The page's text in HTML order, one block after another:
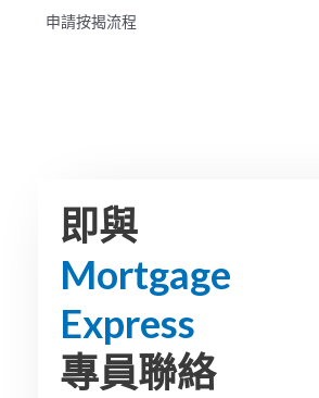
申請按揭流程
即與
Mortgage
Express
專員聯絡